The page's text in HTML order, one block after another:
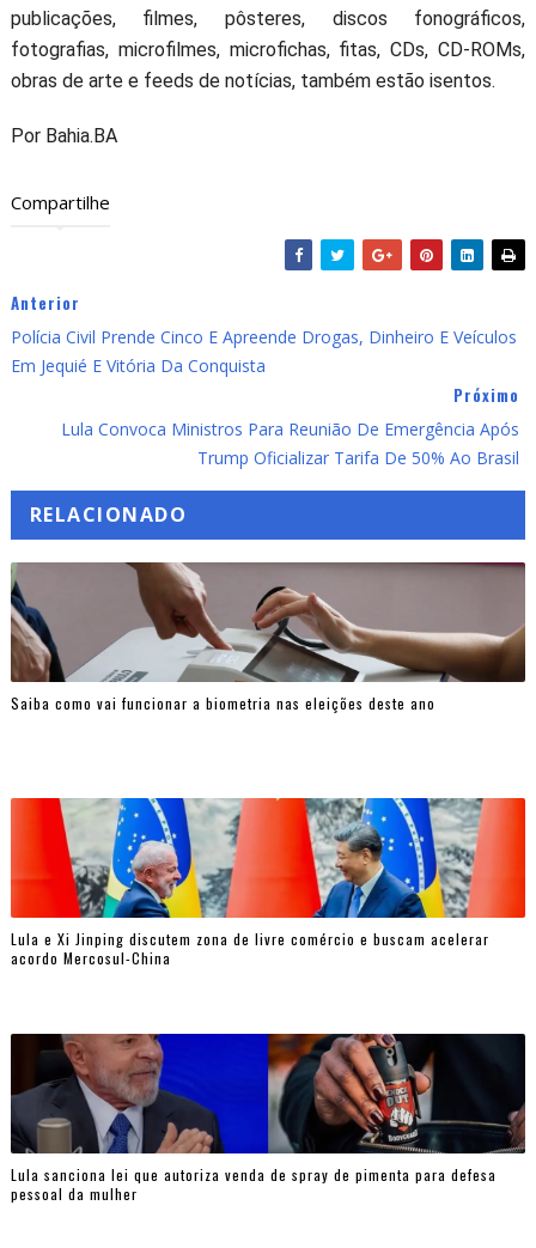
publicações, filmes, pôsteres, discos fonográficos,
fotografias, microfilmes, microfichas, fitas, CDs, CD-ROMs,
obras de arte e feeds de notícias, também estão isentos.
Por Bahia.BA
Compartilhe
Anterior
Polícia Civil Prende Cinco E Apreende Drogas, Dinheiro E Veículos
Em Jequié E Vitória Da Conquista
Próximo
Lula Convoca Ministros Para Reunião De Emergência Após
Trump Oficializar Tarifa De 50% Ao Brasil
RELACIONADO
Saiba como vai funcionar a biometria nas eleições deste ano
Lula e Xi Jinping discutem zona de livre comércio e buscam acelerar
acordo Mercosul-China
Lula sanciona lei que autoriza venda de spray de pimenta para defesa
pessoal da mulher